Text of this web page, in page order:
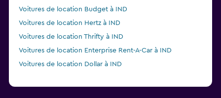
Voitures de location Budget à IND
Voitures de location Hertz à IND
Voitures de location Thrifty à IND
Voitures de location Enterprise Rent-A-Car à IND
Voitures de location Dollar à IND